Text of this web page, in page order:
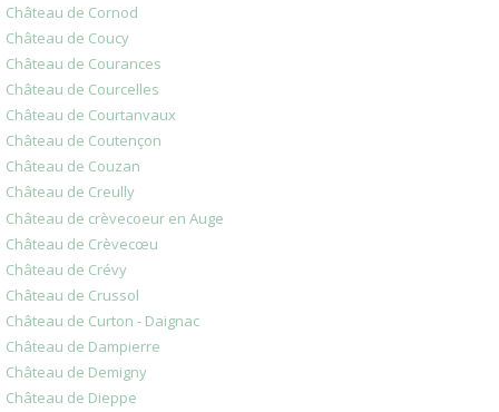
Château de Cornod
Château de Coucy
Château de Courances
Château de Courcelles
Château de Courtanvaux
Château de Coutençon
Château de Couzan
Château de Creully
Château de crèvecoeur en Auge
Château de Crèvecœu
Château de Crévy
Château de Crussol
Château de Curton - Daignac
Château de Dampierre
Château de Demigny
Château de Dieppe